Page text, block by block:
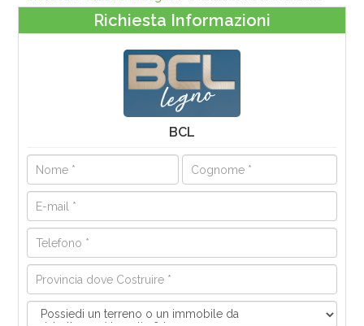
Richiesta Informazioni
BCL